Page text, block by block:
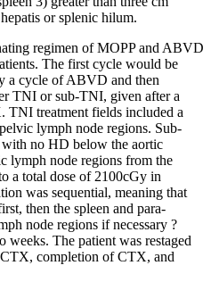
or splenic hilum.
regimen of MOPP and ABVD
The first cycle would be
a cycle of ABVD and then
TNI or sub-TNI, given after a
TNI treatment fields included a
lymph node regions. Sub-
no HD below the aortic
lymph node regions from the
a total dose of 2100cGy in
was sequential, meaning that
then the spleen and para-
node regions if necessary ?
weeks. The patient was restaged
completion of CTX, and